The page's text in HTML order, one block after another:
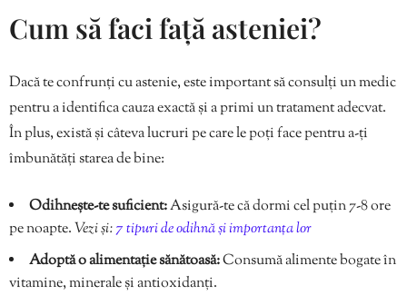
Cum să faci față asteniei?
Dacă te confrunți cu astenie, este important să consulți un medic
pentru a identifica cauza exactă și a primi un tratament adecvat.
În plus, există și câteva lucruri pe care le poți face pentru a-ți
îmbunătăți starea de bine:
Odihnește-te suficient:Asigură-te că dormi cel puțin 7-8 ore
pe noapte.Vezi și:7 tipuri de odihnă și importanța lor
Adoptă o alimentație sănătoasă:Consumă alimente bogate în
vitamine, minerale și antioxidanți.